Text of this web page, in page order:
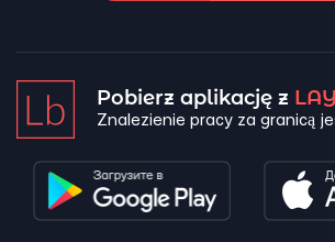
Pobierz aplikację z
Znalezienie pracy za granicą